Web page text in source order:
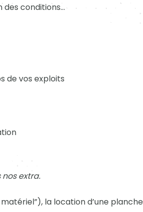
des conditions…
de vos exploits
extra.
la location d’une